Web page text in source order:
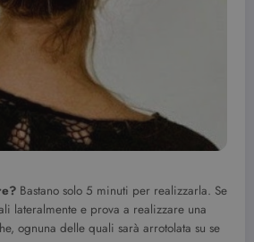
Bastano solo 5 minuti per realizzarla. Se
lateralmente e prova a realizzare una
ognuna delle quali sarà arrotolata su se